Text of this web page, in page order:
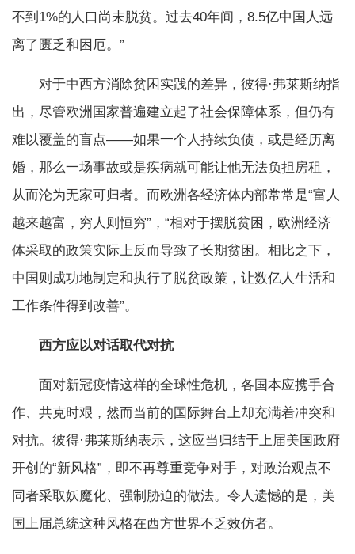
不到1%的人口尚未脱贫。过去40年间，8.5亿中国人远
离了匮乏和困厄。”
对于中西方消除贫困实践的差异，彼得·弗莱斯纳指
出，尽管欧洲国家普遍建立起了社会保障体系，但仍有
难以覆盖的盲点——如果一个人持续负债，或是经历离
婚，那么一场事故或是疾病就可能让他无法负担房租，
从而沦为无家可归者。而欧洲各经济体内部常常是“富人
越来越富，穷人则恒穷”，“相对于摆脱贫困，欧洲经济
体采取的政策实际上反而导致了长期贫困。相比之下，
中国则成功地制定和执行了脱贫政策，让数亿人生活和
工作条件得到改善”。
西方应以对话取代对抗
面对新冠疫情这样的全球性危机，各国本应携手合
作、共克时艰，然而当前的国际舞台上却充满着冲突和
对抗。彼得·弗莱斯纳表示，这应当归结于上届美国政府
开创的“新风格”，即不再尊重竞争对手，对政治观点不
同者采取妖魔化、强制胁迫的做法。令人遗憾的是，美
国上届总统这种风格在西方世界不乏效仿者。